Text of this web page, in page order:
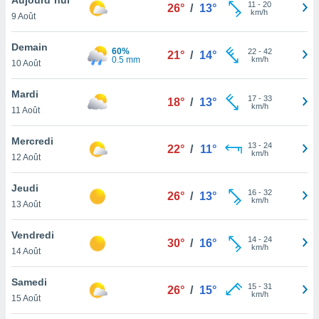
et
»,
au
vous
qu'ils
ou
le
ainsi
un
la
du
9 Août
26° / 13° 11 - 20
km/h
Demain
10 Août
60%
0.5 mm
21° / 14° 22- 42
km/h
Mardi
11 Août
18° / 13° 17- 33
km/h
Mercredi
12 Août
22° / 11° 13- 24
km/h
Jeudi
13 Août
26° / 13° 16- 32
km/h
Vendredi
14 Août
30° / 16° 14- 24
km/h
Samedi
15 Août
26° / 15° 15- 31
km/h